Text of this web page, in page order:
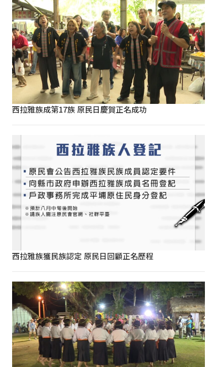
西拉雅族成第17族 原民日慶賀正名成功
西拉雅族獲民族認定 原民日回顧正名歷程